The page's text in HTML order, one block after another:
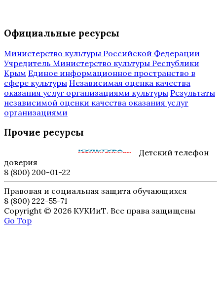
Официальные ресурсы
Министерство культуры Российской Федерации
Учредитель Министерство культуры Республики
Крым Единое информационное пространство в
сфере культуры Независимая оценка качества
оказания услуг организациями культуры Результаты
независимой оценки качества оказания услуг
организациями
Прочие ресурсы
Детский телефон
доверия
8 (800) 200-01-22
Правовая и социальная защита обучающихся
8 (800) 222-55-71
Copyright © 2026 КУКИиТ. Все права защищены
Go Top